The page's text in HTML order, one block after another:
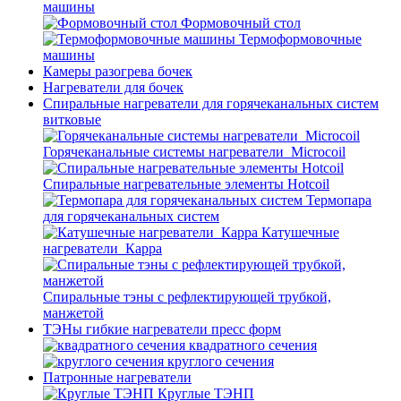
машины
Формовочный стол
Термоформовочные
машины
Камеры разогрева бочек
Нагреватели для бочек
Спиральные нагреватели для горячеканальных систем
витковые
Горячеканальные системы нагреватели_Microcoil
Спиральные нагревательные элементы Hotcoil
Термопара
для горячеканальных систем
Катушечные
нагреватели_Карра
Спиральные тэны с рефлектирующей трубкой,
манжетой
ТЭНы гибкие нагреватели пресс форм
квадратного сечения
круглого сечения
Патронные нагреватели
Круглые ТЭНП